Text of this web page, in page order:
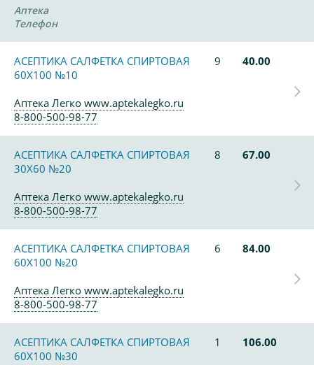
Аптека
Телефон
АСЕПТИКА САЛФЕТКА СПИРТОВАЯ
60Х100 №10
9 40.00
Аптека Легко www.aptekalegko.ru
8-800-500-98-77
АСЕПТИКА САЛФЕТКА СПИРТОВАЯ
30Х60 №20
8 67.00
Аптека Легко www.aptekalegko.ru
8-800-500-98-77
АСЕПТИКА САЛФЕТКА СПИРТОВАЯ
60Х100 №20
6 84.00
Аптека Легко www.aptekalegko.ru
8-800-500-98-77
АСЕПТИКА САЛФЕТКА СПИРТОВАЯ
60Х100 №30
1 106.00